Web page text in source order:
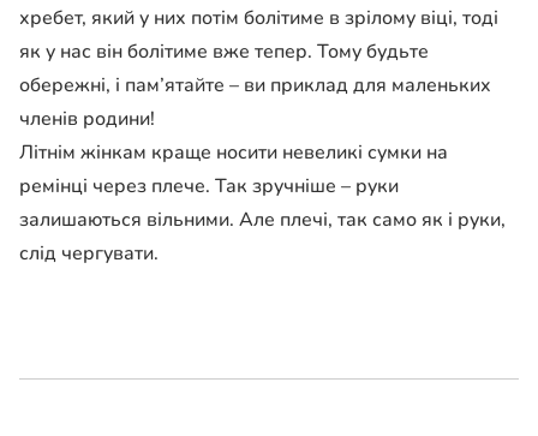
хребет, який у них потім болітиме в зрілому віці, тоді
як у нас він болітиме вже тепер. Тому будьте
обережні, і пам’ятайте – ви приклад для маленьких
членів родини!
Літнім жінкам краще носити невеликі сумки на
ремінці через плече. Так зручніше – руки
залишаються вільними. Але плечі, так само як і руки,
слід чергувати.